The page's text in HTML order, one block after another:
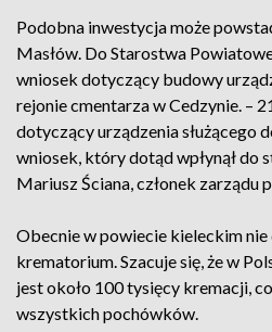
Podobna inwestycja może
Masłów. Do Starostwa
wniosek dotyczący budowy
rejonie cmentarza w Cedzynie. –
dotyczący urządzenia służącego
wniosek, który dotąd wpłynął do
Mariusz Ściana, członek zarządu
Obecnie w powiecie kieleckim nie
krematorium. Szacuje się, że w
jest około 100 tysięcy kremacji,
wszystkich pochówków.